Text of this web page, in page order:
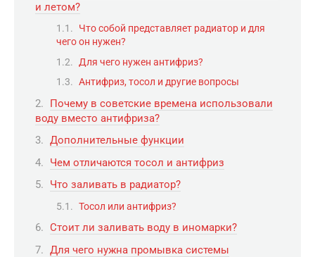
и летом?
Что собой представляет радиатор и для
чего он нужен?
Для чего нужен антифриз?
Антифриз, тосол и другие вопросы
Почему в советские времена использовали
воду вместо антифриза?
Дополнительные функции
Чем отличаются тосол и антифриз
Что заливать в радиатор?
Тосол или антифриз?
Стоит ли заливать воду в иномарки?
Для чего нужна промывка системы